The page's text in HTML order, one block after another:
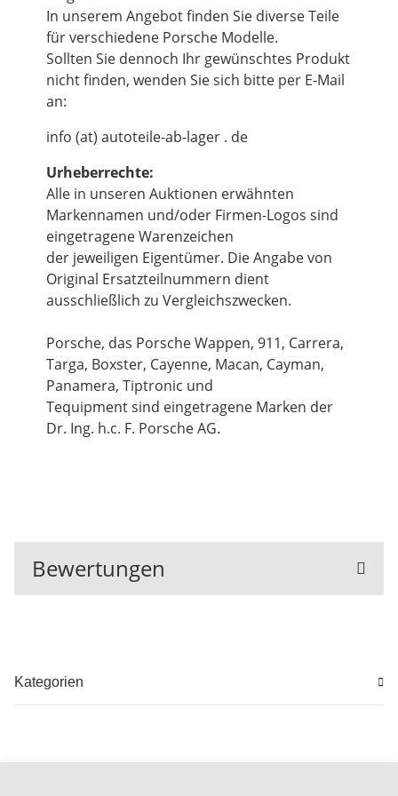
In unserem Angebot finden Sie diverse Teile
für verschiedene Porsche Modelle.
Sollten Sie dennoch Ihr gewünschtes Produkt
nicht finden, wenden Sie sich bitte per E-Mail
an:
info (at) autoteile-ab-lager . de
Urheberrechte:
Alle in unseren Auktionen erwähnten
Markennamen und/oder Firmen-Logos sind
eingetragene Warenzeichen
der jeweiligen Eigentümer. Die Angabe von
Original Ersatzteilnummern dient
ausschließlich zu Vergleichszwecken.
Porsche, das Porsche Wappen, 911, Carrera,
Targa, Boxster, Cayenne, Macan, Cayman,
Panamera, Tiptronic und
Tequipment sind eingetragene Marken der
Dr. Ing. h.c. F. Porsche AG.
Bewertungen
Kategorien